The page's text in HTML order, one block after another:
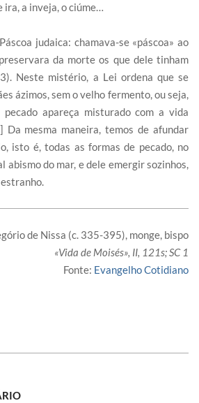
ira, a inveja, o ciúme…
judaica: chamava-se «páscoa» ao
da morte os que dele tinham
Neste mistério, a Lei ordena que se
ázimos, sem o velho fermento, ou seja,
apareça misturado com a vida
mesma maneira, temos de afundar
isto é, todas as formas de pecado, no
abismo do mar, e dele emergir sozinhos,
de Nissa (c. 335-395), monge, bispo
«Vida de Moisés», II, 121s; SC 1
Fonte: Evangelho Cotidiano